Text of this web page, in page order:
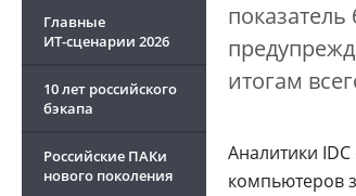
Главные
ИТ-сценарии 2026
10 лет российского
бэкапа
Российские ПАКи
нового поколения
итогам
Аналитики
компьютеров